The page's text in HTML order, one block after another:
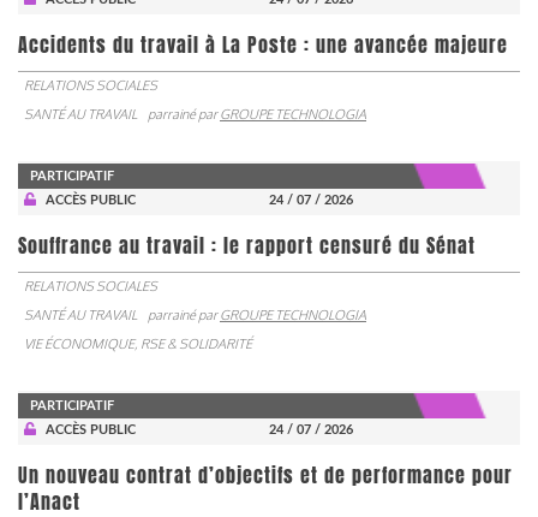
Accidents du travail à La Poste : une avancée majeure
RELATIONS SOCIALES
SANTÉ AU TRAVAIL
parrainé parGROUPE TECHNOLOGIA
PARTICIPATIF
ACCÈS PUBLIC
24 / 07 / 2026
Souffrance au travail : le rapport censuré du Sénat
RELATIONS SOCIALES
SANTÉ AU TRAVAIL
parrainé parGROUPE TECHNOLOGIA
VIE ÉCONOMIQUE, RSE & SOLIDARITÉ
PARTICIPATIF
ACCÈS PUBLIC
24 / 07 / 2026
Un nouveau contrat d’objectifs et de performance pour
l’Anact